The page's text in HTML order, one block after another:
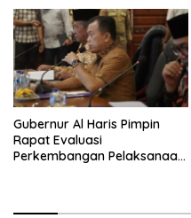
Gubernur Al Haris Pimpin
Rapat Evaluasi
Perkembangan Pelaksanaan